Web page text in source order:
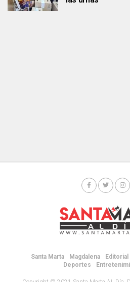
Santa Marta Magdalena Editorial
Deportes